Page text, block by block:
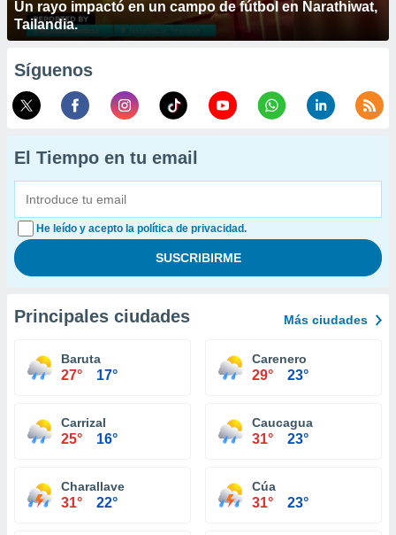
Un rayo impactó en un campo de fútbol en Narathiwat,
Tailandia.
Síguenos
El Tiempo en tu email
He leído y acepto la política de privacidad.
Principales ciudades Más ciudades
Baruta
27° 17°
Carenero
29° 23°
Carrizal
25° 16°
Caucagua
31° 23°
Charallave
31° 22°
Cúa
31° 23°